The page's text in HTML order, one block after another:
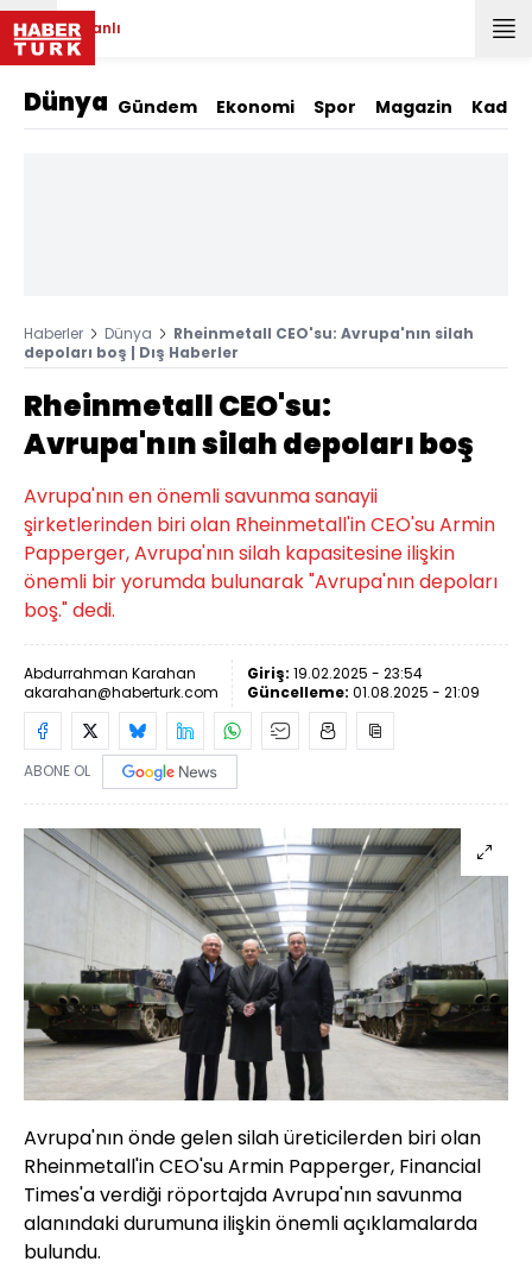
Canlı
Dünya Gündem Ekonomi Spor Magazin Kadın
Haberler Dünya
Rheinmetall CEO'su: Avrupa'nın silah
depoları boş | Dış Haberler
Rheinmetall CEO'su:
Avrupa'nın silah depoları boş
Avrupa'nın en önemli savunma sanayii
şirketlerinden biri olan Rheinmetall'in CEO'su Armin
Papperger, Avrupa'nın silah kapasitesine ilişkin
önemli bir yorumda bulunarak "Avrupa'nın depoları
boş." dedi.
Abdurrahman Karahan
akarahan@haberturk.com
Giriş: 19.02.2025 - 23:54
Güncelleme: 01.08.2025 - 21:09
ABONE OL
Avrupa'nın önde gelen silah üreticilerden biri olan
Rheinmetall'in CEO'su Armin Papperger, Financial
Times'a verdiği röportajda Avrupa'nın savunma
alanındaki durumuna ilişkin önemli açıklamalarda
bulundu.